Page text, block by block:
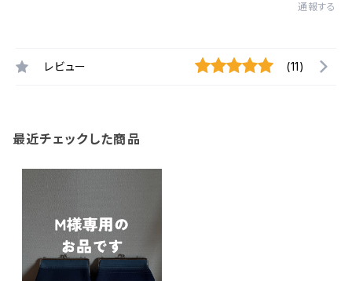
通報する
レビュー (11)
最近チェックした商品